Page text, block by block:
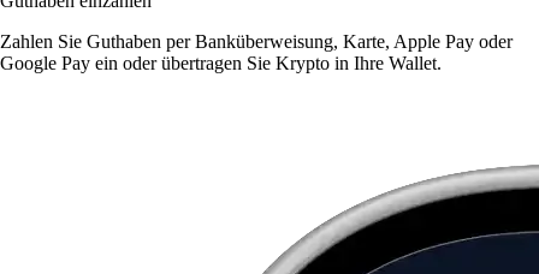
Zahlen Sie Guthaben per Banküberweisung, Karte, Apple Pay oder
Google Pay ein oder übertragen Sie Krypto in Ihre Wallet.